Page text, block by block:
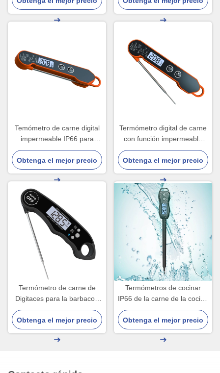
Rohs de la comida
termómetro de aceite a
prueba de agua frito dulces
Temómetro de carne digital
impermeable IP66 para
horno de cocina de
microondas
Obtenga el mejor precio
Termómetro digital de carne
con función impermeable
IP66 Termómetros de cocina
de cocina
Obtenga el mejor precio
Termómetro de carne de
Digitaces para la barbacoa
que cocina el líquido de la
parrilla
Obtenga el mejor precio
Termómetros de cocinar
IP66 de la carne de la cocina
de Digitaces para el filete/la
leche/el líquido de Foody
Obtenga el mejor precio